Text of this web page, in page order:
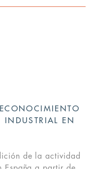
INDUSTRIAL EN
de la actividad